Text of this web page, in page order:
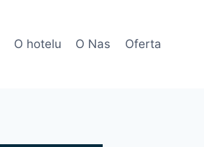
O hotelu O Nas Oferta